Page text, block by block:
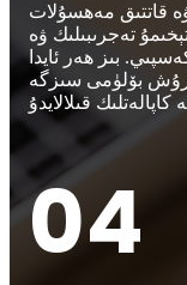
قاتتىق مەھسۇلات
تەجرىبىلىك ۋە
بىز ھەر ئايدا
بۆلۈمى سىزگە
04